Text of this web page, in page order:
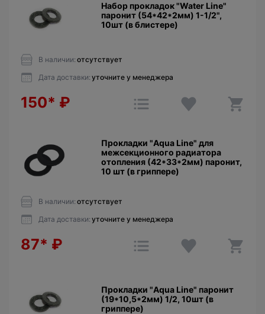
Набор прокладок "Water Line"
паронит (54*42*2мм) 1-1/2",
10шт (в блистере)
В наличии: отсутствует
Дата доставки: уточните у менеджера
150* ₽
Прокладки "Aqua Line" для
межсекционного радиатора
отопления (42*33*2мм) паронит,
10 шт (в гриппере)
В наличии: отсутствует
Дата доставки: уточните у менеджера
87* ₽
Прокладки "Aqua Line" паронит
(19*10,5*2мм) 1/2, 10шт (в
гриппере)